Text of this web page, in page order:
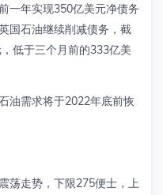
一年实现350亿美元净债务
国石油继续削减债务，截
低于三个月前的333亿美
油需求将于2022年底前恢
荡走势，下限275便士，上